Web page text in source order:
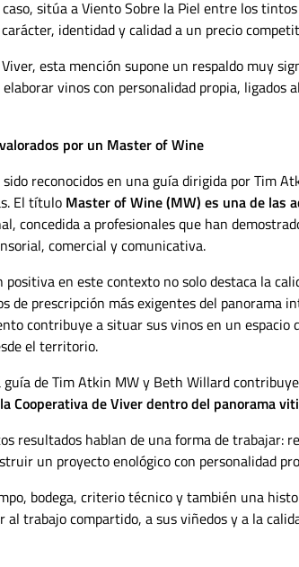
sitúa a Viento Sobre la Piel entre los
identidad y calidad a un precio
esta mención supone un respaldo muy
vinos con personalidad propia,
por un Master of Wine
reconocidos en una guía dirigida por Tim
El título Master of Wine (MW) es una de las
concedida a profesionales que han
comercial y comunicativa.
positiva en este contexto no solo destaca la
de prescripción más exigentes del panorama
contribuye a situar sus vinos en un
el territorio.
guía de Tim Atkin MW y Beth Willard
Cooperativa de Viver dentro del panorama
resultados hablan de una forma de
un proyecto enológico con personalidad
bodega, criterio técnico y también una
al trabajo compartido, a sus viñedos y a la